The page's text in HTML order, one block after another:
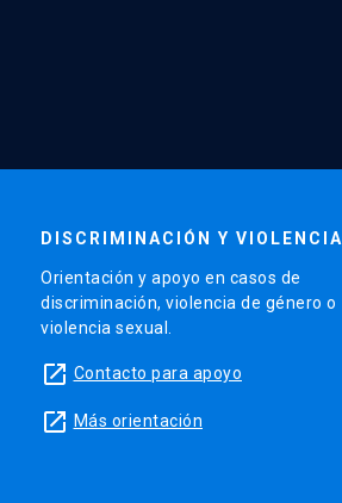
DISCRIMINACIÓN Y VIOLENCIA
Orientación y apoyo en casos de
discriminación, violencia de género o
violencia sexual.
launch Contacto para apoyo
launch Más orientación